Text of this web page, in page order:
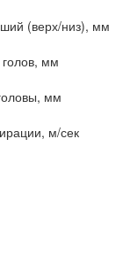
(верх/низ), мм
мм
мм
м/сек